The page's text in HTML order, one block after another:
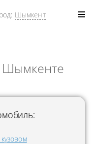
Шымкент
Шымкенте